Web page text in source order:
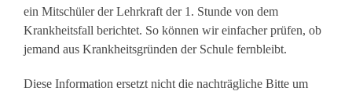
ein Mitschüler der Lehrkraft der 1. Stunde von dem
Krankheitsfall berichtet. So können wir einfacher prüfen, ob
jemand aus Krankheitsgründen der Schule fernbleibt.
Diese Information ersetzt nicht die nachträgliche Bitte um